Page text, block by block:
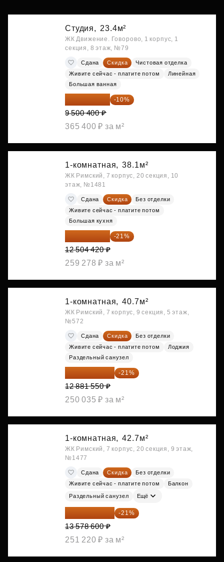
Студия, 23.4м²
ЖК Движение. Говорово, 1 корпус, 1
секция, 8 этаж, №79
Сдана Скидка
Чистовая отделка
Живите сейчас - платите потом
Линейная
Большая ванная
-10%
9 500 400 ₽
365 400 ₽ за м²
1-комнатная, 38.1м²
ЖК Римский, 7 корпус, 20 секция, 10
этаж, №1481
Сдана Скидка
Без отделки
Живите сейчас - платите потом
Большая кухня
-21%
12 504 420 ₽
259 278 ₽ за м²
1-комнатная, 40.7м²
ЖК Римский, 7 корпус, 9 секция, 5 этаж,
№572
Сдана Скидка
Без отделки
Живите сейчас - платите потом
Лоджия
Раздельный санузел
10 176 425 ₽ -21%
12 881 550 ₽
250 035 ₽ за м²
1-комнатная, 42.7м²
ЖК Римский, 7 корпус, 20 секция, 9 этаж,
№1477
Сдана Скидка
Без отделки
Живите сейчас - платите потом
Балкон
Раздельный санузел Ещё
10 727 094 ₽ -21%
13 578 600 ₽
251 220 ₽ за м²